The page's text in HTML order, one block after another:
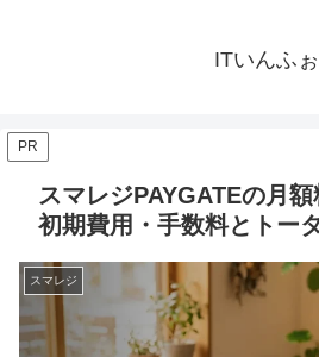
ITいんふぉ
PR
スマレジPAYGATEの月
初期費用・手数料とトー
スマレジ